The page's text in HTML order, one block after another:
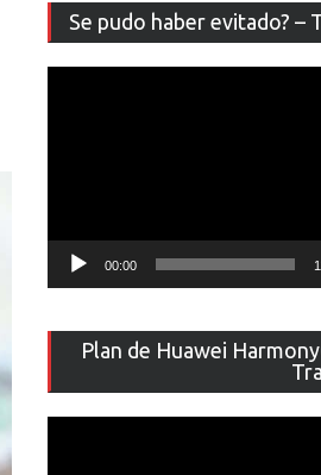
Se pudo haber evitado? –
00:00
Plan de Huawei